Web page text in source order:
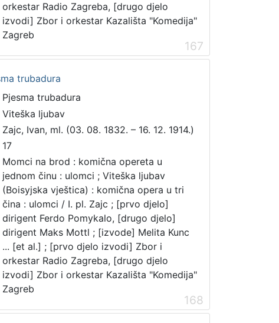
orkestar Radio Zagreba, [drugo djelo
izvodi] Zbor i orkestar Kazališta "Komedija"
Zagreb
167
trubadura
Pjesma trubadura
Viteška ljubav
Zajc, Ivan, ml. (03. 08. 1832. – 16. 12. 1914.)
17
Momci na brod : komična opereta u
jednom činu : ulomci ; Viteška ljubav
(Boisyjska vještica) : komična opera u tri
čina : ulomci / I. pl. Zajc ; [prvo djelo]
dirigent Ferdo Pomykalo, [drugo djelo]
dirigent Maks Mottl ; [izvode] Melita Kunc
... [et al.] ; [prvo djelo izvodi] Zbor i
orkestar Radio Zagreba, [drugo djelo
izvodi] Zbor i orkestar Kazališta "Komedija"
Zagreb
168